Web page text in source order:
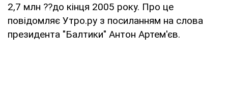
2,7 млн ??до кінця 2005 року. Про це
повідомляє Утро.ру з посиланням на слова
президента "Балтики" Антон Артем'єв.